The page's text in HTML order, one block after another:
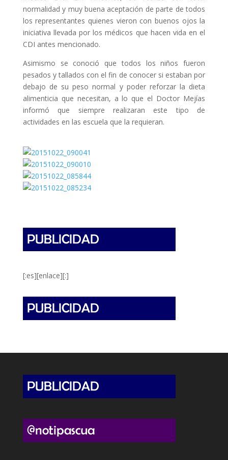
normalidad y muy buena aceptación de parte de todos
los representantes quienes vieron con buenos ojos la
iniciativa llevada por los médicos que hacen vida en el
CDI antes mencionado.
Asimismo se conoció que todos los niños fueron
pesados y tallados con el fin de conocer si estaban por
debajo de su peso normal y poder reforzar la dieta
alimenticia que necesitan, a lo que el Doctor Mejías
informó que siempre realizaran este tipo de
actividades en las escuela que la requieran.
[:es][enlace][:]